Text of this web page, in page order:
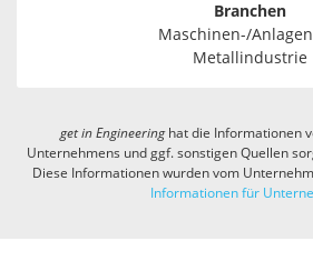
Branchen
Maschinen-/
Metallindustrie
get in Engineeringhat die Informationen
Unternehmens und ggf. sonstigen Quellen
Diese Informationen wurden vom
Informationen für